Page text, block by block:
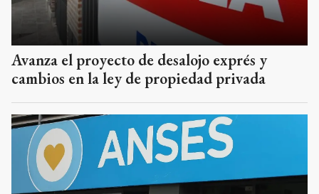
Avanza el proyecto de desalojo exprés y
cambios en la ley de propiedad privada